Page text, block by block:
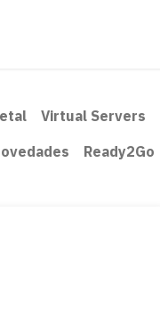
Virtual Servers
Ready2Go